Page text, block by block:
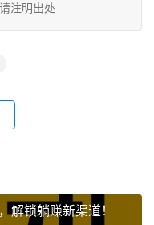
注明出处
解锁躺赚新渠道！